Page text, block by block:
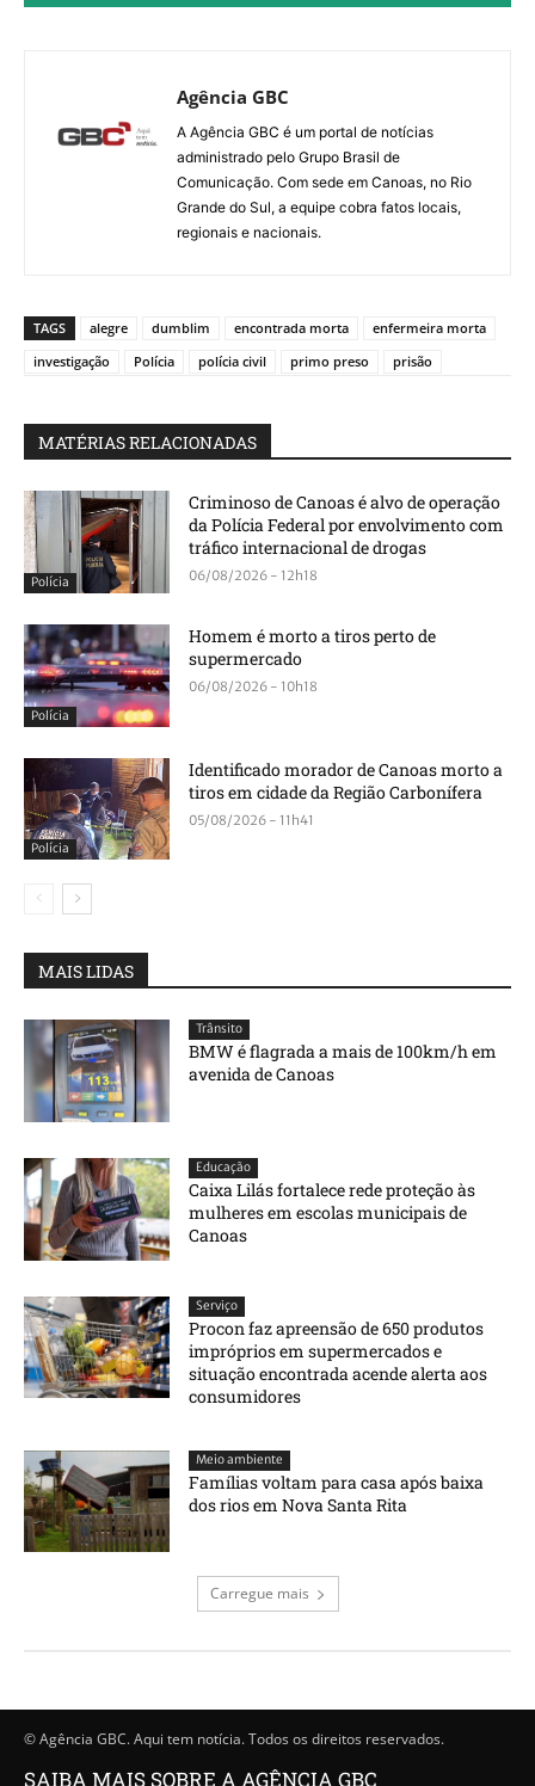
Agência GBC
A Agência GBC é um portal de notícias
administrado pelo Grupo Brasil de
Comunicação. Com sede em Canoas, no Rio
Grande do Sul, a equipe cobra fatos locais,
regionais e nacionais.
TAGS alegre dumblim encontrada morta
enfermeira morta
investigação
Polícia polícia civil primo preso prisão
MATÉRIAS RELACIONADAS
Polícia
Criminoso de Canoas é alvo de operação
da Polícia Federal por envolvimento com
tráfico internacional de drogas
06/08/2026 - 12h18
Polícia
Homem é morto a tiros perto de
supermercado
06/08/2026 - 10h18
Polícia
Identificado morador de Canoas morto a
tiros em cidade da Região Carbonífera
05/08/2026 - 11h41
MAIS LIDAS
Trânsito
BMW é flagrada a mais de 100km/h em
avenida de Canoas
Educação
Caixa Lilás fortalece rede proteção às
mulheres em escolas municipais de
Canoas
Serviço
Procon faz apreensão de 650 produtos
impróprios em supermercados e
situação encontrada acende alerta aos
consumidores
Meio ambiente
Famílias voltam para casa após baixa
dos rios em Nova Santa Rita
Carregue mais
© Agência GBC. Aqui tem notícia. Todos os direitos reservados.
SAIBA MAIS SOBRE A AGÊNCIA GBC